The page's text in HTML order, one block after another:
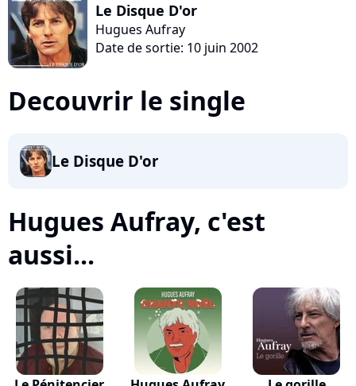
Le Disque D'or
Hugues Aufray
Date de sortie: 10 juin 2002
Decouvrir le single
Le Disque D'or
Hugues Aufray, c'est
aussi...